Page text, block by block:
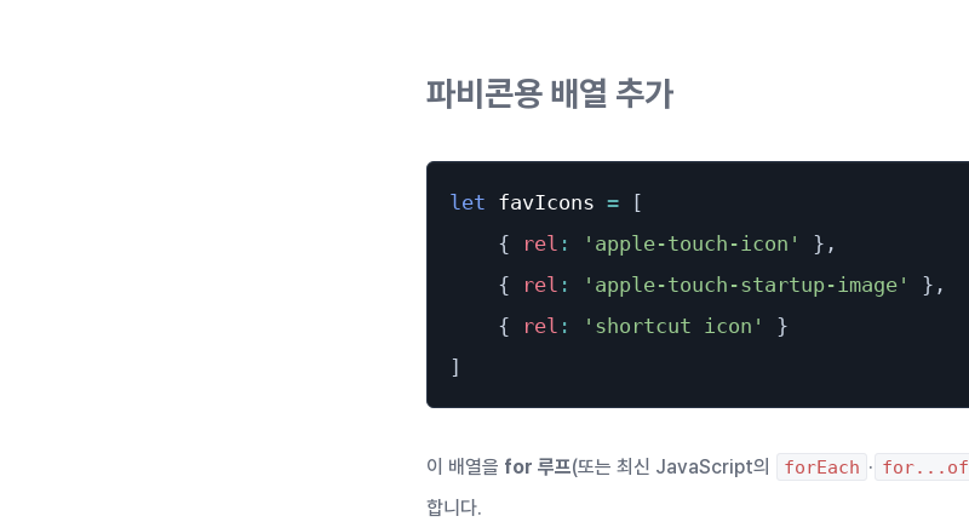
파비콘용 배열 추가
let favIcons =
[
{
rel : 'apple-touch-icon' } ,
{
rel : 'apple-touch-startup-image' } ,
{
rel : 'shortcut icon'
}
]
이 배열을 for 루프(또는 최신 JavaScript의 forEach · for...of
합니다.